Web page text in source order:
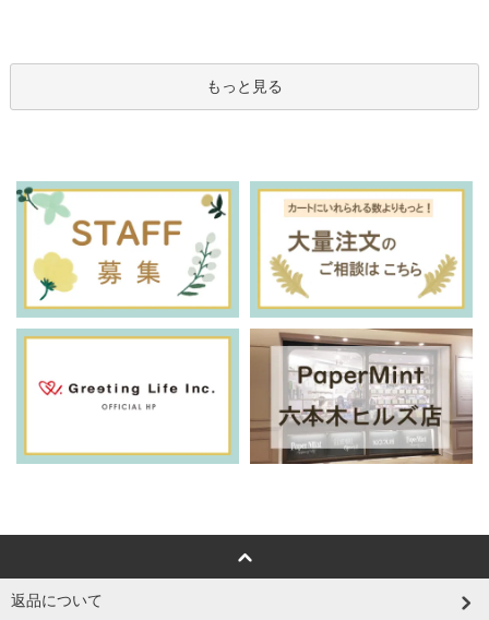
もっと見る
返品について